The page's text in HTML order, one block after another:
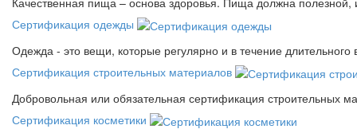
Сертификация одежды
Одежда - это вещи, которые регулярно и в течение
Сертификация строительных материалов
Добровольная или обязательная сертификация строительных
Сертификация косметики